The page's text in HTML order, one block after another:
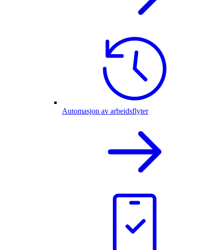
Automasjon av arbeidsflyter